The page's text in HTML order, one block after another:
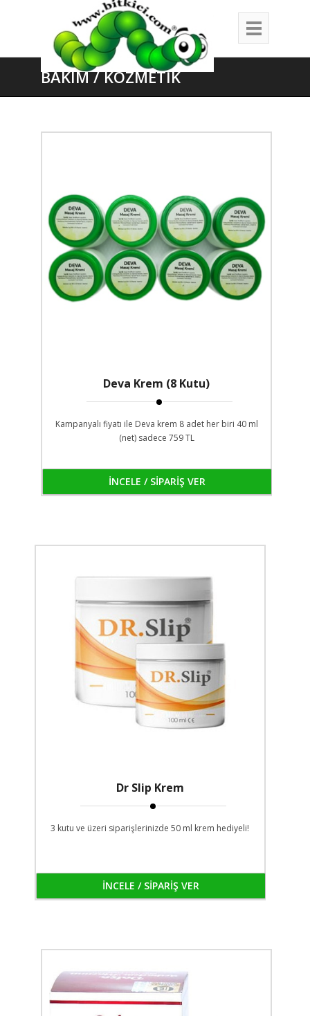
BAKIM / KOZMETİK
Deva Krem (8 Kutu)
Kampanyalı fiyatı ile Deva krem 8 adet her biri 40 ml
(net) sadece 759 TL
İNCELE / SİPARİŞ VER
Dr Slip Krem
3 kutu ve üzeri siparişlerinizde 50 ml krem hediyeli!
İNCELE / SİPARİŞ VER